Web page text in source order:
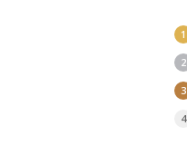
1
2
3
4